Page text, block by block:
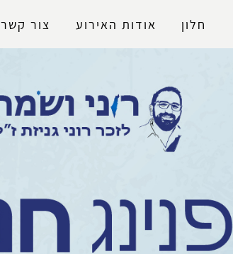
חלון אודות האירוע צור קשר